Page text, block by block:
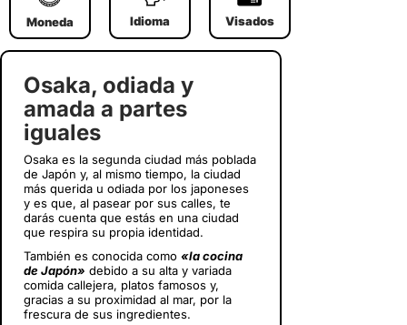
Moneda Idioma Visados
Osaka, odiada y
amada a partes
iguales
Osaka es la segunda ciudad más poblada
de Japón y, al mismo tiempo, la ciudad
más querida u odiada por los japoneses
y es que, al pasear por sus calles, te
darás cuenta que estás en una ciudad
que respira su propia identidad.
También es conocida como «la cocina
de Japón» debido a su alta y variada
comida callejera, platos famosos y,
gracias a su proximidad al mar, por la
frescura de sus ingredientes.